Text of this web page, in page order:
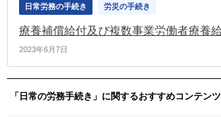
日常労務の手続き 労災の手続き
2023年6月7日
「日常の労務手続き」に関するおすすめコンテンツ